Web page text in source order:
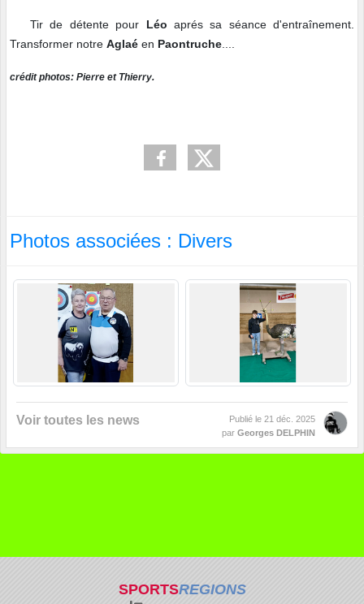
Tir de détente pour Léo aprés sa séance d'entraînement.
Transformer notre Aglaé en Paontruche
crédit photos: Pierre et Thierry.
Photos associées : Divers
Voir toutes les news Publié le 21 déc. 2025
par Georges DELPHIN
SPORTSREGIONS